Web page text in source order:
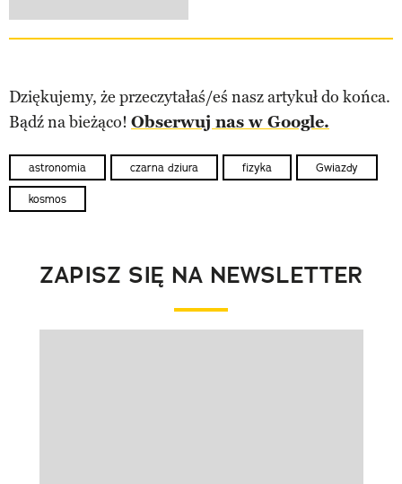
Dziękujemy, że przeczytałaś/eś nasz artykuł do końca.
Bądź na bieżąco! Obserwuj nas w Google.
astronomia czarna dziura fizyka Gwiazdy
kosmos
ZAPISZ SIĘ NA NEWSLETTER